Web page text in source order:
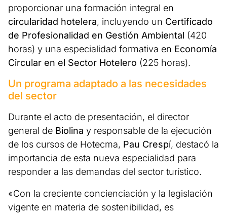
proporcionar una formación integral en
circularidad hotelera, incluyendo un Certificado
de Profesionalidad en Gestión Ambiental (420
horas) y una especialidad formativa en Economía
Circular en el Sector Hotelero (225 horas).
Un programa adaptado a las necesidades
del sector
Durante el acto de presentación, el director
general de Biolina y responsable de la ejecución
de los cursos de Hotecma, Pau Crespí, destacó la
importancia de esta nueva especialidad para
responder a las demandas del sector turístico.
«Con la creciente concienciación y la legislación
vigente en materia de sostenibilidad, es